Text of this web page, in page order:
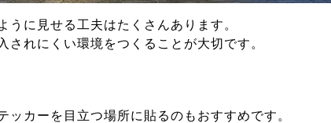
うに見せる工夫はたくさんあります。
されにくい環境をつくることが大切です。
ッカーを目立つ場所に貼るのもおすすめです。